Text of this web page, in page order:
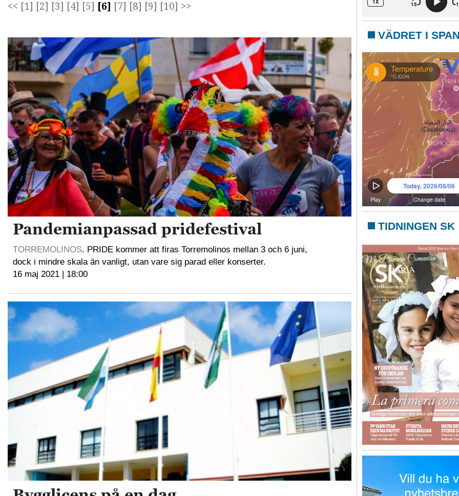
<< [1] [2] [3] [4] [5] [6] [7] [8] [9] [10] >>
Pandemianpassad pridefestival
TORREMOLINOS. PRIDE kommer att firas Torremolinos mellan 3 och 6 juni,
dock i mindre skala än vanligt, utan vare sig parad eller konserter.
16 maj 2021 | 18:00
VÄDRET I
TIDNINGEN SK